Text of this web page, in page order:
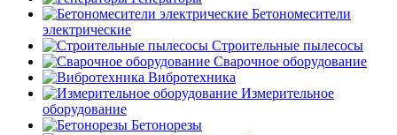
Бетономесители
электрические
Строительные пылесосы
Сварочное оборудование
Вибротехника
Измерительное
оборудование
Бетонорезы